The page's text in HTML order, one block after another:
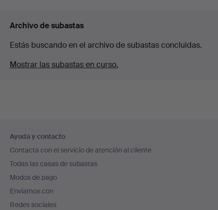
Archivo de subastas
Estás buscando en el archivo de subastas concluidas.
Mostrar las subastas en curso.
en
el
pie
de
página
Ayuda y contacto
Contacta con el servicio de atención al cliente
Todas las casas de subastas
Modos de pago
Enviamos con
Redes sociales